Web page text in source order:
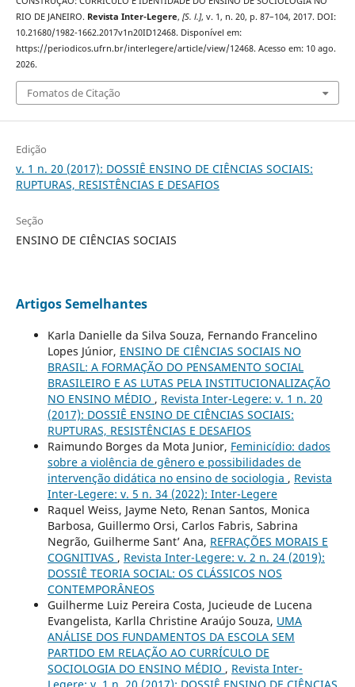
RIO DE JANEIRO. Revista Inter-Legere, [S. l.], v. 1, n. 20, p. 87–104, 2017. DOI:
10.21680/1982-1662.2017v1n20ID12468. Disponível em:
https://periodicos.ufrn.br/interlegere/article/view/12468. Acesso em: 10 ago.
2026.
Fomatos de Citação
Edição
v. 1 n. 20 (2017): DOSSIÊ ENSINO DE CIÊNCIAS SOCIAIS:
RUPTURAS, RESISTÊNCIAS E DESAFIOS
Seção
ENSINO DE CIÊNCIAS SOCIAIS
Artigos Semelhantes
Karla Danielle da Silva Souza, Fernando Francelino
Lopes Júnior, ENSINO DE CIÊNCIAS SOCIAIS NO
BRASIL: A FORMAÇÃO DO PENSAMENTO SOCIAL
BRASILEIRO E AS LUTAS PELA INSTITUCIONALIZAÇÃO
NO ENSINO MÉDIO , Revista Inter-Legere: v. 1 n. 20
(2017): DOSSIÊ ENSINO DE CIÊNCIAS SOCIAIS:
RUPTURAS, RESISTÊNCIAS E DESAFIOS
Raimundo Borges da Mota Junior, Feminicídio: dados
sobre a violência de gênero e possibilidades de
intervenção didática no ensino de sociologia , Revista
Inter-Legere: v. 5 n. 34 (2022): Inter-Legere
Raquel Weiss, Jayme Neto, Renan Santos, Monica
Barbosa, Guillermo Orsi, Carlos Fabris, Sabrina
Negrão, Guilherme Sant’ Ana, REFRAÇÕES MORAIS E
COGNITIVAS , Revista Inter-Legere: v. 2 n. 24 (2019):
DOSSIÊ TEORIA SOCIAL: OS CLÁSSICOS NOS
CONTEMPORÂNEOS
Guilherme Luiz Pereira Costa, Jucieude de Lucena
Evangelista, Karlla Christine Araújo Souza, UMA
ANÁLISE DOS FUNDAMENTOS DA ESCOLA SEM
PARTIDO EM RELAÇÃO AO CURRÍCULO DE
SOCIOLOGIA DO ENSINO MÉDIO , Revista Inter-